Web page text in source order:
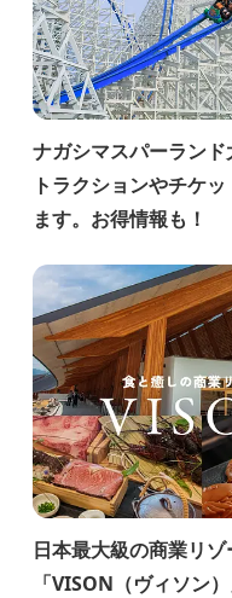
ナガシマスパーラン
トラクションやチケ
ます。お得情報も！
日本最大級の商業リゾ
「VISON（ヴィソン